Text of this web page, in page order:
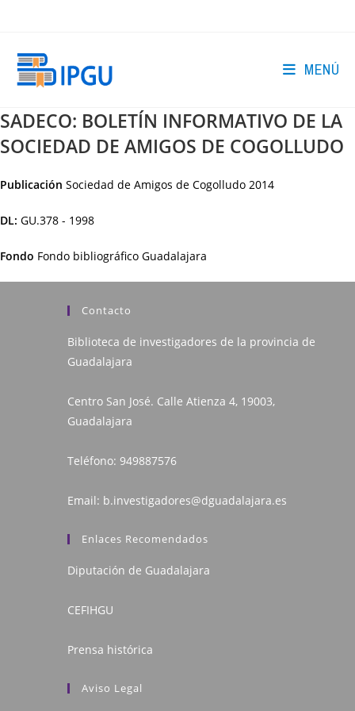
MENÚ
SADECO: BOLETÍN INFORMATIVO DE LA
SOCIEDAD DE AMIGOS DE COGOLLUDO
Publicación Sociedad de Amigos de Cogolludo 2014
DL: GU.378 - 1998
Fondo Fondo bibliográfico Guadalajara
Contacto
Biblioteca de investigadores de la provincia de
Guadalajara
Centro San José. Calle Atienza 4, 19003,
Guadalajara
Teléfono: 949887576
Email: b.investigadores@dguadalajara.es
Enlaces Recomendados
Diputación de Guadalajara
CEFIHGU
Prensa histórica
Aviso Legal